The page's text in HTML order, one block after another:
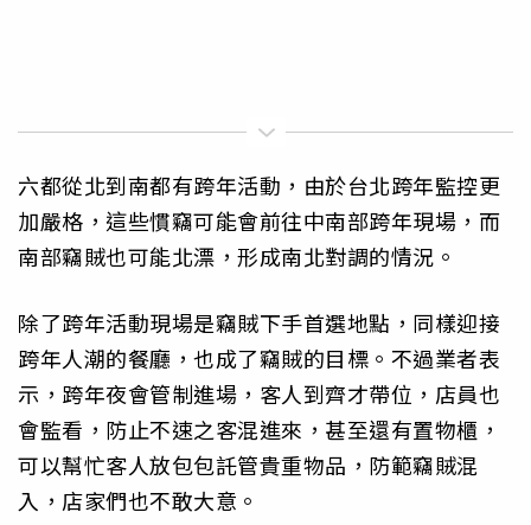
六都從北到南都有跨年活動，由於台北跨年監控更
加嚴格，這些慣竊可能會前往中南部跨年現場，而
南部竊賊也可能北漂，形成南北對調的情況。
除了跨年活動現場是竊賊下手首選地點，同樣迎接
跨年人潮的餐廳，也成了竊賊的目標。不過業者表
示，跨年夜會管制進場，客人到齊才帶位，店員也
會監看，防止不速之客混進來，甚至還有置物櫃，
可以幫忙客人放包包託管貴重物品，防範竊賊混
入，店家們也不敢大意。